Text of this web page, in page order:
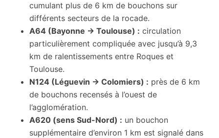
cumulant plus de 6 km de bouchons sur
différents secteurs de la rocade.
A64 (Bayonne → Toulouse) : circulation
particulièrement compliquée avec jusqu’à 9,3
km de ralentissements entre Roques et
Toulouse.
N124 (Léguevin → Colomiers) : près de 6 km
de bouchons recensés à l’ouest de
l’agglomération.
A620 (sens Sud-Nord) : un bouchon
supplémentaire d’environ 1 km est signalé dans